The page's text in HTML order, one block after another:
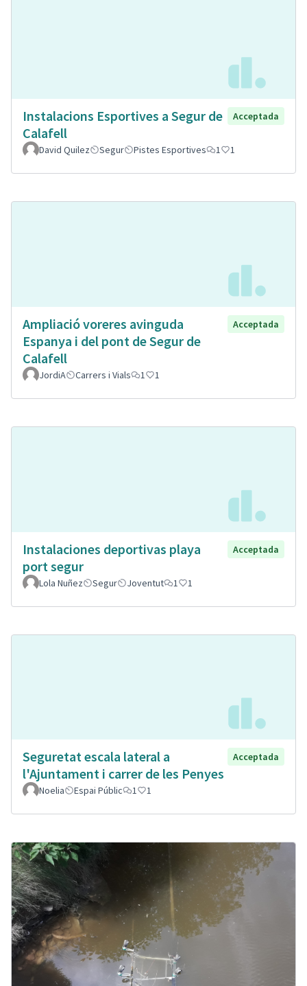
Instalacions Esportives a Segur de
Calafell
Acceptada
David Quilez Segur Pistes Esportives 1 1
Ampliació voreres avinguda
Espanya i del pont de Segur de
Calafell
Acceptada
JordiA Carrers i Vials 1 1
Instalaciones deportivas playa
port segur
Acceptada
Lola Nuñez Segur Joventut 1 1
Seguretat escala lateral a
l'Ajuntament i carrer de les Penyes
Acceptada
Noelia Espai Públic 1 1